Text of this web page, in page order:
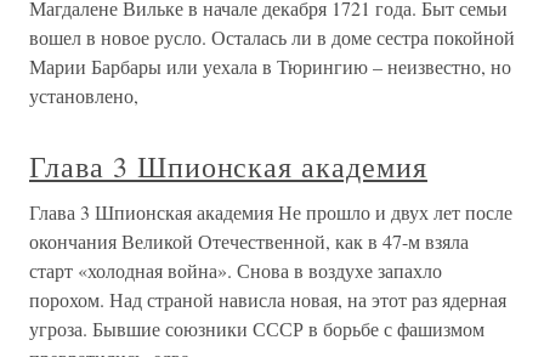
Магдалене Вильке в начале декабря 1721 года. Быт семьи
вошел в новое русло. Осталась ли в доме сестра покойной
Марии Барбары или уехала в Тюрингию – неизвестно, но
установлено,
Глава 3 Шпионская академия
Глава 3 Шпионская академия Не прошло и двух лет после
окончания Великой Отечественной, как в 47-м взяла
старт «холодная война». Снова в воздухе запахло
порохом. Над страной нависла новая, на этот раз ядерная
угроза. Бывшие союзники СССР в борьбе с фашизмом